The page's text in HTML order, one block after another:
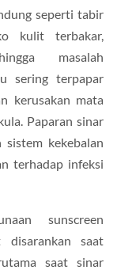
seperti tabir
kulit terbakar,
masalah
sering terpapar
kerusakan mata
Paparan sinar
kekebalan
terhadap infeksi
sunscreen
disarankan saat
saat sinar